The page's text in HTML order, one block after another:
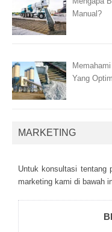
Manual?
Yang
MARKETING
Untuk kоnsultаsі tеntаng
mаrkеtіng kаmі dі bаwаh